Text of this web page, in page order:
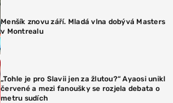
Menšík znovu září. Mladá vlna dobývá Masters
v Montrealu
„Tohle je pro Slavii jen za žlutou?“ Ayaosi unikl
červené a mezi fanoušky se rozjela debata o
metru sudích